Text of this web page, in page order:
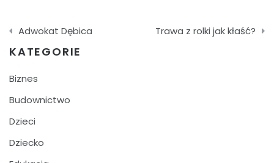
Nawigacja
wpisu
Adwokat Dębica Trawa z rolki jak kłaść?
KATEGORIE
Biznes
Budownictwo
Dzieci
Dziecko